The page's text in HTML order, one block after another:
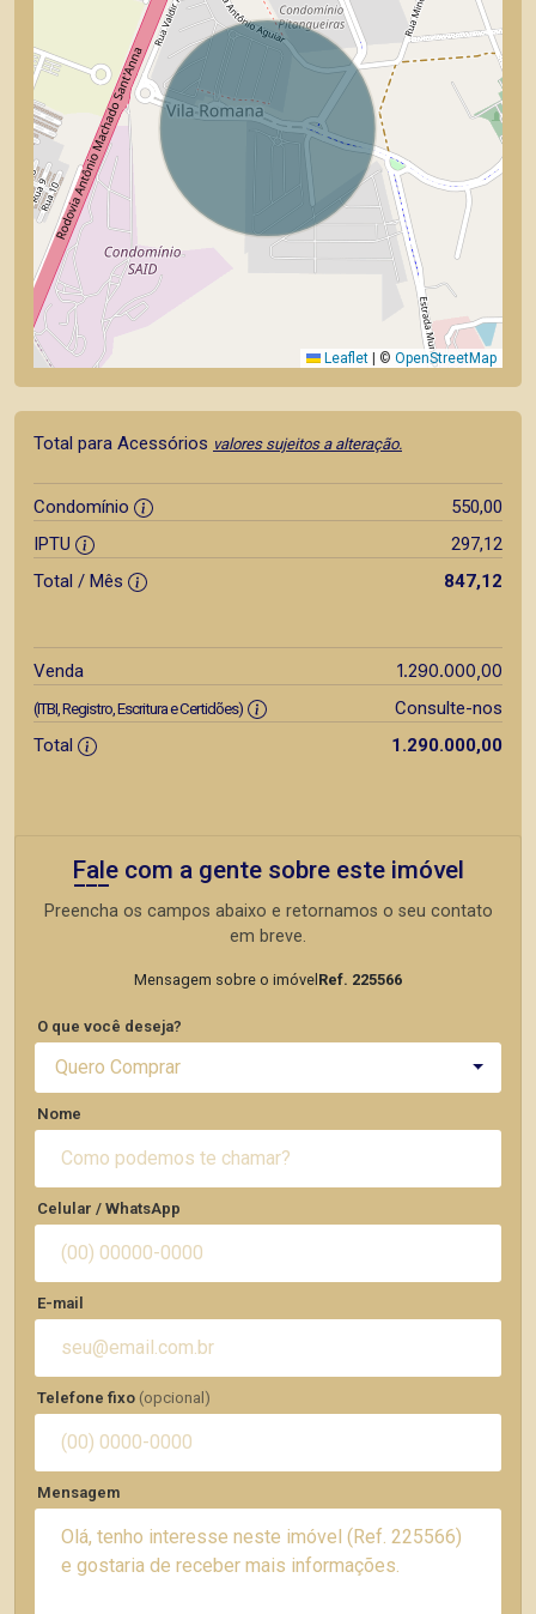
Leaflet © OpenStreetMap
Total para Acessórios valores sujeitos a alteração.
Condomínio
550,00
IPTU
297,12
Total / Mês
847,12
Venda 1.290.000,00
(ITBI, Registro, Escritura e Certidões)
Consulte-nos
Total
1.290.000,00
Fale com a gente sobre este imóvel
Preencha os campos abaixo e retornamos o seu contato
em breve.
Mensagem sobre o imóvel Ref. 225566
O que você deseja?
Quero Comprar
Nome
Celular / WhatsApp
E-mail
Telefone fixo (opcional)
Mensagem